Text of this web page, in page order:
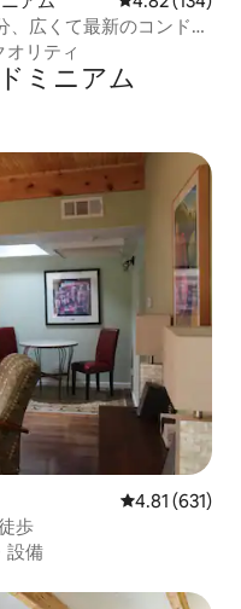
広くて最新のコンドミ
リティ
ミニアム
レビュー631
4.81 (631)
歩
設備